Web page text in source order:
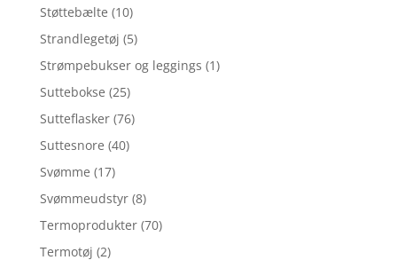
Støttebælte (10)
Strandlegetøj (5)
Strømpebukser og leggings (1)
Suttebokse (25)
Sutteflasker (76)
Suttesnore (40)
Svømme (17)
Svømmeudstyr (8)
Termoprodukter (70)
Termotøj (2)